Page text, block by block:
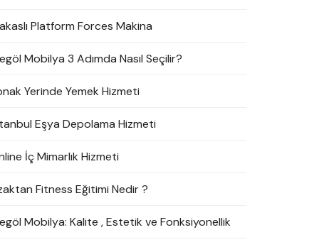
Platform Forces Makina
Mobilya 3 Adımda Nasıl Seçilir?
Yerinde Yemek Hizmeti
Eşya Depolama Hizmeti
İç Mimarlık Hizmeti
Fitness Eğitimi Nedir ?
Mobilya: Kalite , Estetik ve Fonksiyonellik